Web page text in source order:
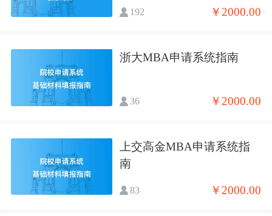
192 ￥2000.00
浙大MBA申请系统指南
36 ￥2000.00
上交高金MBA申请系统指
南
83 ￥2000.00